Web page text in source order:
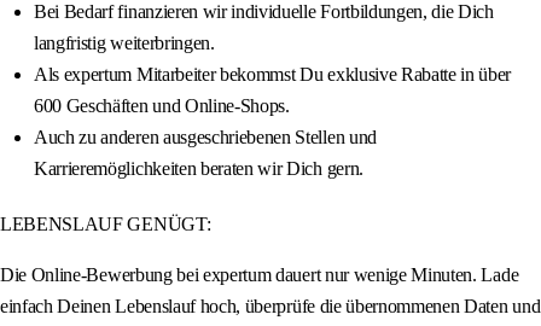
Bei Bedarf finanzieren wir individuelle Fortbildungen, die Dich
langfristig weiterbringen.
Als expertum Mitarbeiter bekommst Du exklusive Rabatte in über
600 Geschäften und Online-Shops.
Auch zu anderen ausgeschriebenen Stellen und
Karrieremöglichkeiten beraten wir Dich gern.
LEBENSLAUF GENÜGT:
Die Online-Bewerbung bei expertum dauert nur wenige Minuten. Lade
einfach Deinen Lebenslauf hoch, überprüfe die übernommenen Daten und